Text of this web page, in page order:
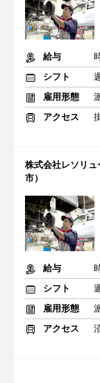
給与
シフト
雇用形態
アクセス
株式会社レソリ
市）
給与
シフト
雇用形態
アクセス